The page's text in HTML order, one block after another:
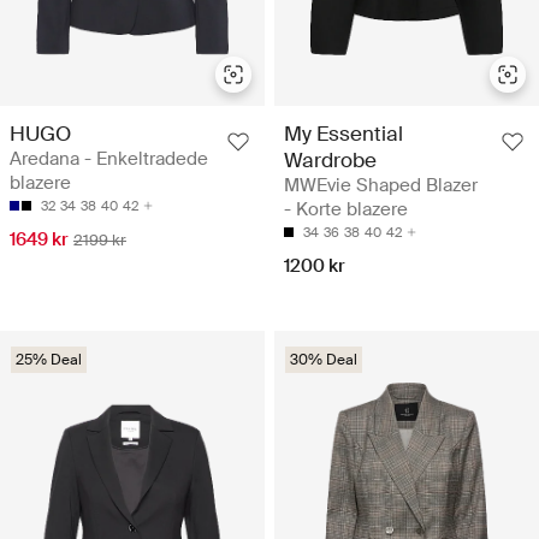
HUGO
Aredana - Enkeltradede
blazere
32 34 38 40 42
1649 kr 2199 kr
My Essential
Wardrobe
MWEvie Shaped Blazer
- Korte blazere
34 36 38 40 42
1200 kr
25% Deal 30% Deal